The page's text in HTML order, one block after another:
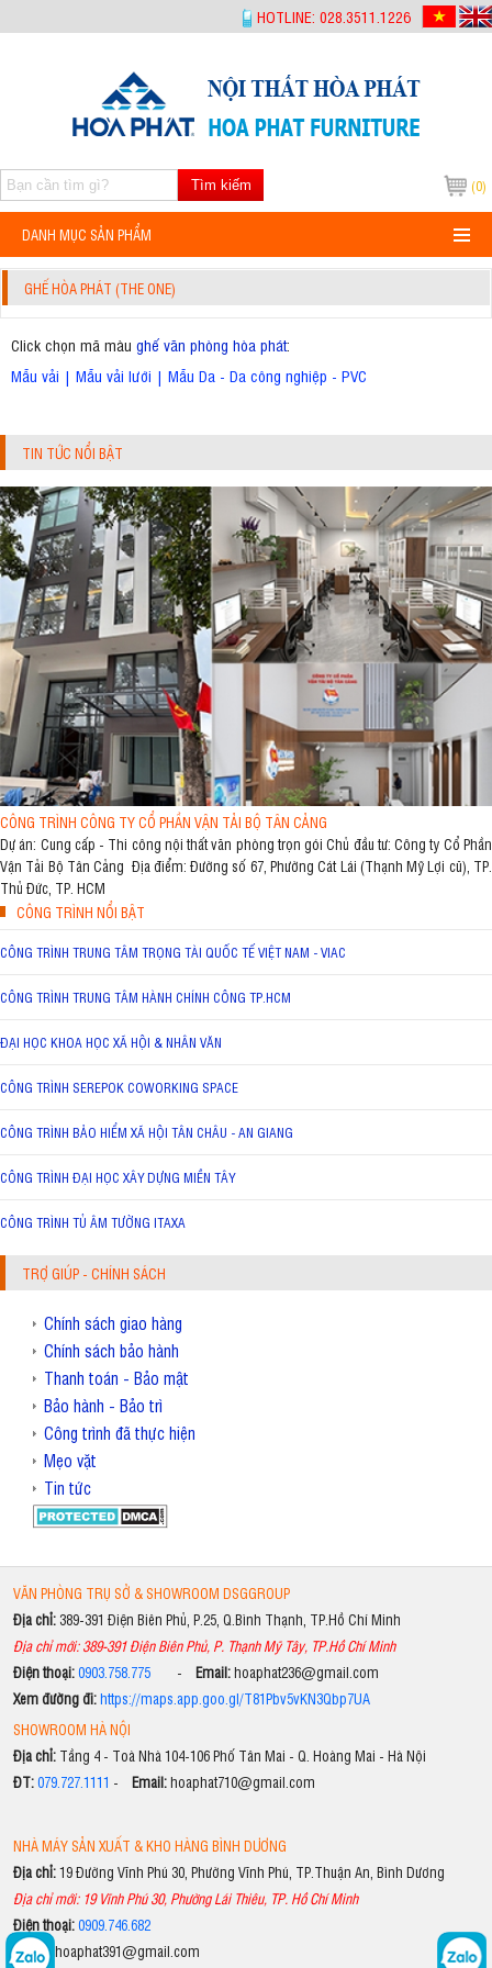
HOTLINE: 028.3511.1226
(0)
Tìm kiếm
DANH MỤC SẢN PHẨM
GHẾ HÒA PHÁT (THE ONE)
Click chọn mã màu ghế văn phòng hòa phát:
Mẫu vải | Mẫu vải lưới | Mẫu Da - Da công nghiệp - PVC
TIN TỨC NỔI BẬT
CÔNG TRÌNH CÔNG TY CỔ PHẦN VẬN TẢI BỘ TÂN CẢNG
Dự án: Cung cấp - Thi công nội thất văn phòng trọn gói Chủ đầu tư: Công ty Cổ Phần
Vận Tải Bộ Tân Cảng Địa điểm: Đường số 67, Phường Cát Lái (Thạnh Mỹ Lợi cũ), TP.
Thủ Đức, TP. HCM
CÔNG TRÌNH NỔI BẬT
CÔNG TRÌNH TRUNG TÂM TRỌNG TÀI QUỐC TẾ VIỆT NAM - VIAC
CÔNG TRÌNH TRUNG TÂM HÀNH CHÍNH CÔNG TP.HCM
ĐẠI HỌC KHOA HỌC XÃ HỘI & NHÂN VĂN
CÔNG TRÌNH SEREPOK COWORKING SPACE
CÔNG TRÌNH BẢO HIỂM XÃ HỘI TÂN CHÂU - AN GIANG
CÔNG TRÌNH ĐẠI HỌC XÂY DỰNG MIỀN TÂY
CÔNG TRÌNH TỦ ÂM TƯỜNG ITAXA
TRỢ GIÚP - CHÍNH SÁCH
Chính sách giao hàng
Chính sách bảo hành
Thanh toán - Bảo mật
Bảo hành - Bảo trì
Công trình đã thực hiện
Mẹo vặt
Tin tức
VĂN PHÒNG TRỤ SỞ & SHOWROOM DSGGROUP
Địa chỉ: 389-391 Điện Biên Phủ, P.25, Q.Bình Thạnh, TP.Hồ Chí Minh
Địa chỉ mới: 389-391 Điện Biên Phủ, P. Thạnh Mỹ Tây, TP.Hồ Chí Minh
Điện thoại:0903.758.775- Email:hoaphat236@gmail.com
Xem đường đi:https://maps.app.goo.gl/T81Pbv5vKN3Qbp7UA
SHOWROOM HÀ NỘI
Địa chỉ:Tầng 4 - Toà Nhà 104-106 Phố Tân Mai - Q. Hoàng Mai - Hà Nội
ĐT:079.727.1111 - Email:hoaphat710@gmail.com
NHÀ MÁY SẢN XUẤT & KHO HÀNG BÌNH DƯƠNG
Địa chỉ:19 Đường Vĩnh Phú 30, Phường Vĩnh Phú, TP.Thuận An, Bình Dương
Địa chỉ mới: 19 Vĩnh Phú 30, Phường Lái Thiêu, TP. Hồ Chí Minh
Điện thoại:0909.746.682
Email:hoaphat391@gmail.com